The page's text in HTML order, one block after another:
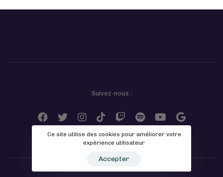
Suivez-nous :
Ce site utilise des cookies pour améliorer votre
expérience utilisateur
Accepter